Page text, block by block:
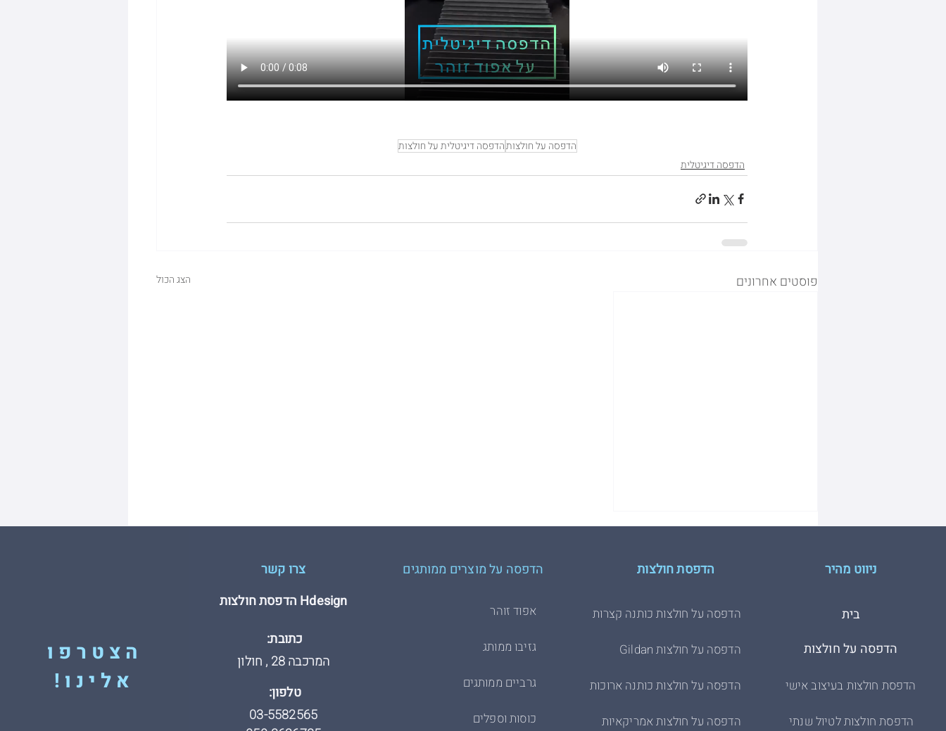
הדפסה על חולצותהדפסה דיגיטלית על חולצות
הדפסה דיגיטלית
פוסטים אחרונים הצג הכול
דברים שכדאי לדעת- הדפסה
הצטרפו
אלינו!
צרו קשר
Hdesign הדפסת חולצות
כתובת:
המרכבה 28 , חולון
טלפון:
03-5582565
הדפסה על מוצרים ממותגים
אפוד זוהר
גזיבו ממותג
גרביים ממותגים
כוסות וספלים
הדפסת חולצות
הדפסה על חולצות כותנה קצרות
הדפסה על חולצות Gildan
הדפסה על חולצות כותנה ארוכות
הדפסה על חולצות אמריקאיות
ניווט מהיר
בית
הדפסת חולצות בעיצוב אישי
הדפסה על חולצות
הדפסת חולצות לטיול שנתי